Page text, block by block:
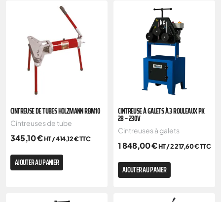
CINTREUSE DE TUBES HOLZMANN RBM10
Cintreuses de tube
345,10€HT /414,12€TTC
AJOUTER AU PANIER
CINTREUSE À GALETS À 3 ROULEAUX PK
28 – 230V
Cintreuses à galets
1 848,00€HT /2 217,60€TTC
AJOUTER AU PANIER